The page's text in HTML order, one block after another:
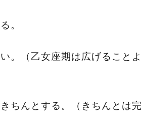
。
。（乙女座期は広げること
ちんとする。（きちんとは